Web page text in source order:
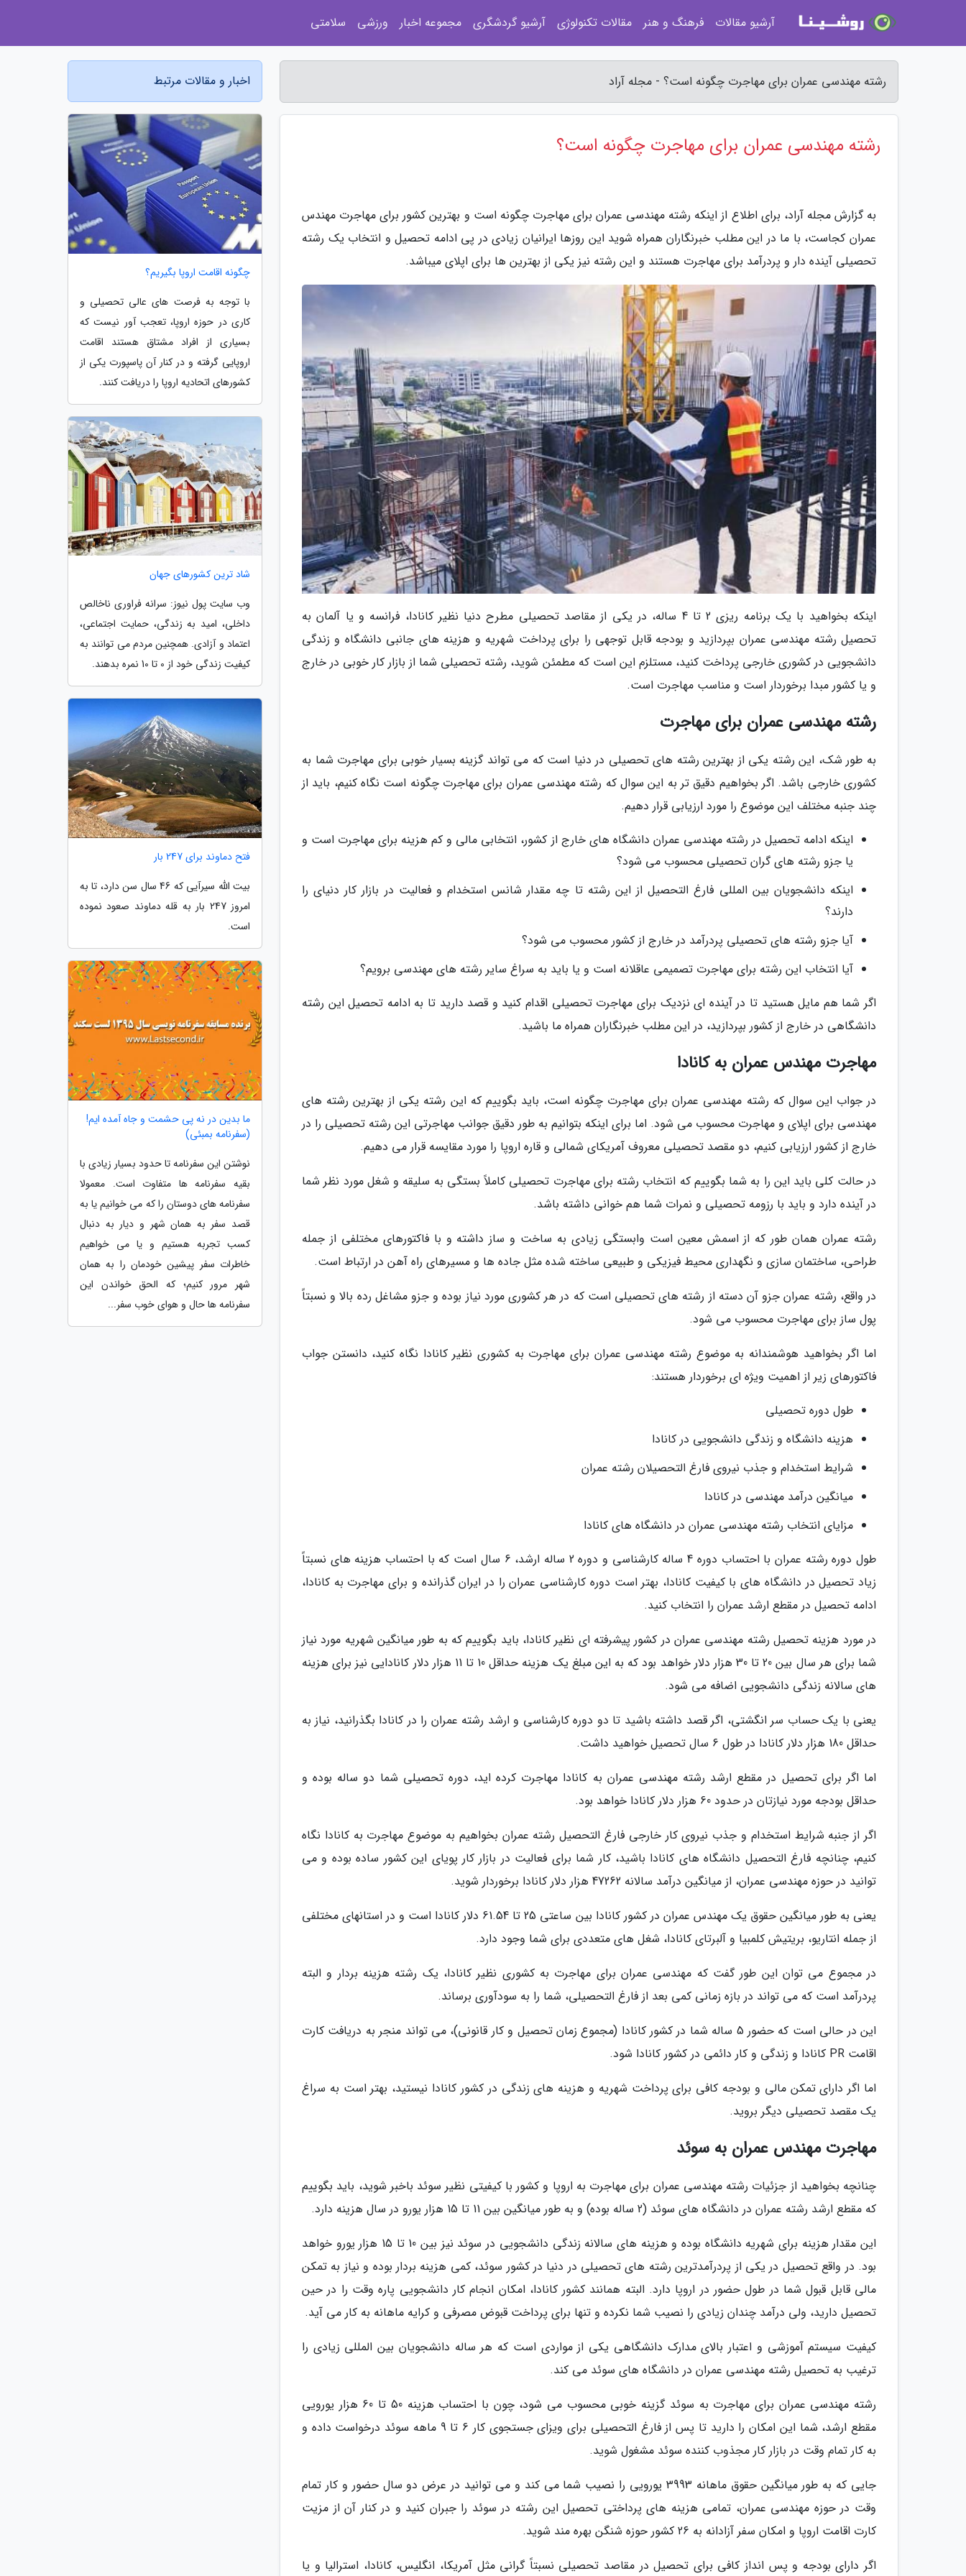
رشته مهندسی عمران برای مهاجرت چگونه است؟ - مجله آراد
رشته مهندسی عمران برای مهاجرت چگونه است؟
به گزارش مجله آراد، برای اطلاع از اینکه رشته مهندسی عمران برای مهاجرت چگونه است و بهترین کشور برای مهاجرت مهندس
عمران کجاست، با ما در این مطلب خبرنگاران همراه شوید این روزها ایرانیان زیادی در پی ادامه تحصیل و انتخاب یک رشته
تحصیلی آینده دار و پردرآمد برای مهاجرت هستند و این رشته نیز یکی از بهترین ها برای اپلای میباشد.
اینکه بخواهید با یک برنامه ریزی 2 تا 4 ساله، در یکی از مقاصد تحصیلی مطرح دنیا نظیر کانادا، فرانسه و یا آلمان به
تحصیل رشته مهندسی عمران بپردازید و بودجه قابل توجهی را برای پرداخت شهریه و هزینه های جانبی دانشگاه و زندگی
دانشجویی در کشوری خارجی پرداخت کنید، مستلزم این است که مطمئن شوید، رشته تحصیلی شما از بازار کار خوبی در خارج
و یا کشور مبدا برخوردار است و مناسب مهاجرت است.
رشته مهندسی عمران برای مهاجرت
به طور شک، این رشته یکی از بهترین رشته های تحصیلی در دنیا است که می تواند گزینه بسیار خوبی برای مهاجرت شما به
کشوری خارجی باشد. اگر بخواهیم دقیق تر به این سوال که رشته مهندسی عمران برای مهاجرت چگونه است نگاه کنیم، باید از
چند جنبه مختلف این موضوع را مورد ارزیابی قرار دهیم.
اینکه ادامه تحصیل در رشته مهندسی عمران دانشگاه های خارج از کشور، انتخابی مالی و کم هزینه برای مهاجرت است و
یا جزو رشته های گران تحصیلی محسوب می شود؟
اینکه دانشجویان بین المللی فارغ التحصیل از این رشته تا چه مقدار شانس استخدام و فعالیت در بازار کار دنیای را
دارند؟
آیا جزو رشته های تحصیلی پردرآمد در خارج از کشور محسوب می شود؟
آیا انتخاب این رشته برای مهاجرت تصمیمی عاقلانه است و یا باید به سراغ سایر رشته های مهندسی برویم؟
اگر شما هم مایل هستید تا در آینده ای نزدیک برای مهاجرت تحصیلی اقدام کنید و قصد دارید تا به ادامه تحصیل این رشته
دانشگاهی در خارج از کشور بپردازید، در این مطلب خبرنگاران همراه ما باشید.
مهاجرت مهندس عمران به کانادا
در جواب این سوال که رشته مهندسی عمران برای مهاجرت چگونه است، باید بگوییم که این رشته یکی از بهترین رشته های
مهندسی برای اپلای و مهاجرت محسوب می شود. اما برای اینکه بتوانیم به طور دقیق جوانب مهاجرتی این رشته تحصیلی را در
خارج از کشور ارزیابی کنیم، دو مقصد تحصیلی معروف آمریکای شمالی و قاره اروپا را مورد مقایسه قرار می دهیم.
در حالت کلی باید این را به شما بگوییم که انتخاب رشته برای مهاجرت تحصیلی کاملاً بستگی به سلیقه و شغل مورد نظر شما
در آینده دارد و باید با رزومه تحصیلی و نمرات شما هم خوانی داشته باشد.
رشته عمران همان طور که از اسمش معین است وابستگی زیادی به ساخت و ساز داشته و با فاکتورهای مختلفی از جمله
طراحی، ساختمان سازی و نگهداری محیط فیزیکی و طبیعی ساخته شده مثل جاده ها و مسیرهای راه آهن در ارتباط است.
در واقع، رشته عمران جزو آن دسته از رشته های تحصیلی است که در هر کشوری مورد نیاز بوده و جزو مشاغل رده بالا و نسبتاً
پول ساز برای مهاجرت محسوب می شود.
اما اگر بخواهید هوشمندانه به موضوع رشته مهندسی عمران برای مهاجرت به کشوری نظیر کانادا نگاه کنید، دانستن جواب
فاکتورهای زیر از اهمیت ویژه ای برخوردار هستند:
طول دوره تحصیلی
هزینه دانشگاه و زندگی دانشجویی در کانادا
شرایط استخدام و جذب نیروی فارغ التحصیلان رشته عمران
میانگین درآمد مهندسی در کانادا
مزایای انتخاب رشته مهندسی عمران در دانشگاه های کانادا
طول دوره رشته عمران با احتساب دوره 4 ساله کارشناسی و دوره 2 ساله ارشد، 6 سال است که با احتساب هزینه های نسبتاً
زیاد تحصیل در دانشگاه های با کیفیت کانادا، بهتر است دوره کارشناسی عمران را در ایران گذرانده و برای مهاجرت به کانادا،
ادامه تحصیل در مقطع ارشد عمران را انتخاب کنید.
در مورد هزینه تحصیل رشته مهندسی عمران در کشور پیشرفته ای نظیر کانادا، باید بگوییم که به طور میانگین شهریه مورد نیاز
شما برای هر سال بین 20 تا 30 هزار دلار خواهد بود که به این مبلغ یک هزینه حداقل 10 تا 11 هزار دلار کانادایی نیز برای هزینه
های سالانه زندگی دانشجویی اضافه می شود.
یعنی با یک حساب سر انگشتی، اگر قصد داشته باشید تا دو دوره کارشناسی و ارشد رشته عمران را در کانادا بگذرانید، نیاز به
حداقل 180 هزار دلار کانادا در طول 6 سال تحصیل خواهید داشت.
اما اگر برای تحصیل در مقطع ارشد رشته مهندسی عمران به کانادا مهاجرت کرده اید، دوره تحصیلی شما دو ساله بوده و
حداقل بودجه مورد نیازتان در حدود 60 هزار دلار کانادا خواهد بود.
اگر از جنبه شرایط استخدام و جذب نیروی کار خارجی فارغ التحصیل رشته عمران بخواهیم به موضوع مهاجرت به کانادا نگاه
کنیم، چنانچه فارغ التحصیل دانشگاه های کانادا باشید، کار شما برای فعالیت در بازار کار پویای این کشور ساده بوده و می
توانید در حوزه مهندسی عمران، از میانگین درآمد سالانه 47262 هزار دلار کانادا برخوردار شوید.
یعنی به طور میانگین حقوق یک مهندس عمران در کشور کانادا بین ساعتی 25 تا 61.54 دلار کانادا است و در استانهای مختلفی
از جمله انتاریو، بریتیش کلمبیا و آلبرتای کانادا، شغل های متعددی برای شما وجود دارد.
در مجموع می توان این طور گفت که مهندسی عمران برای مهاجرت به کشوری نظیر کانادا، یک رشته هزینه بردار و البته
پردرآمد است که می تواند در بازه زمانی کمی بعد از فارغ التحصیلی، شما را به سودآوری برساند.
این در حالی است که حضور 5 ساله شما در کشور کانادا (مجموع زمان تحصیل و کار قانونی)، می تواند منجر به دریافت کارت
اقامت PR کانادا و زندگی و کار دائمی در کشور کانادا شود.
اما اگر دارای تمکن مالی و بودجه کافی برای پرداخت شهریه و هزینه های زندگی در کشور کانادا نیستید، بهتر است به سراغ
یک مقصد تحصیلی دیگر بروید.
مهاجرت مهندس عمران به سوئد
چنانچه بخواهید از جزئیات رشته مهندسی عمران برای مهاجرت به اروپا و کشور با کیفیتی نظیر سوئد باخبر شوید، باید بگوییم
که مقطع ارشد رشته عمران در دانشگاه های سوئد (2 ساله بوده) و به طور میانگین بین 11 تا 15 هزار یورو در سال هزینه دارد.
این مقدار هزینه برای شهریه دانشگاه بوده و هزینه های سالانه زندگی دانشجویی در سوئد نیز بین 10 تا 15 هزار یورو خواهد
بود. در واقع تحصیل در یکی از پردرآمدترین رشته های تحصیلی در دنیا در کشور سوئد، کمی هزینه بردار بوده و نیاز به تمکن
مالی قابل قبول شما در طول حضور در اروپا دارد. البته همانند کشور کانادا، امکان انجام کار دانشجویی پاره وقت را در حین
تحصیل دارید، ولی درآمد چندان زیادی را نصیب شما نکرده و تنها برای پرداخت قبوض مصرفی و کرایه ماهانه به کار می آید.
کیفیت سیستم آموزشی و اعتبار بالای مدارک دانشگاهی یکی از مواردی است که هر ساله دانشجویان بین المللی زیادی را
ترغیب به تحصیل رشته مهندسی عمران در دانشگاه های سوئد می کند.
رشته مهندسی عمران برای مهاجرت به سوئد گزینه خوبی محسوب می شود، چون با احتساب هزینه 50 تا 60 هزار یورویی
مقطع ارشد، شما این امکان را دارید تا پس از فارغ التحصیلی برای ویزای جستجوی کار 6 تا 9 ماهه سوئد درخواست داده و
به کار تمام وقت در بازار کار مجذوب کننده سوئد مشغول شوید.
جایی که به طور میانگین حقوق ماهانه 3993 یورویی را نصیب شما می کند و می توانید در عرض دو سال حضور و کار تمام
وقت در حوزه مهندسی عمران، تمامی هزینه های پرداختی تحصیل این رشته در سوئد را جبران کنید و در کنار آن از مزیت
کارت اقامت اروپا و امکان سفر آزادانه به 26 کشور حوزه شنگن بهره مند شوید.
اگر دارای بودجه و پس انداز کافی برای تحصیل در مقاصد تحصیلی نسبتاً گرانی مثل آمریکا، انگلیس، کانادا، استرالیا و یا
اخبار و مقالات مرتبط
چگونه اقامت اروپا بگیریم؟
با توجه به فرصت های عالی تحصیلی و
کاری در حوزه اروپا، تعجب آور نیست که
بسیاری از افراد مشتاق هستند اقامت
اروپایی گرفته و در کنار آن پاسپورت یکی از
کشورهای اتحادیه اروپا را دریافت کنند.
شاد ترین کشورهای جهان
وب سایت پول نیوز: سرانه فراوری ناخالص
داخلی، امید به زندگی، حمایت اجتماعی،
اعتماد و آزادی. همچنین مردم می توانند به
کیفیت زندگی خود از 0 تا 10 نمره بدهند.
فتح دماوند برای 247 بار
بیت الله سیرآیی که 46 سال سن دارد، تا به
امروز 247 بار به قله دماوند صعود نموده
است.
ما بدین در نه پی حشمت و جاه آمده ایم!
(سفرنامه بمبئی)
نوشتن این سفرنامه تا حدود بسیار زیادی با
بقیه سفرنامه ها متفاوت است. معمولا
سفرنامه های دوستان را که می خوانیم یا به
قصد سفر به همان شهر و دیار به دنبال
کسب تجربه هستیم و یا می خواهیم
خاطرات سفر پیشین خودمان را به همان
شهر مرور کنیم؛ که الحق خواندن این
سفرنامه ها حال و هوای خوب سفر...
آرشیو مقالات فرهنگ و هنر مقالات تکنولوژی آرشیو گردشگری مجموعه اخبار ورزشی سلامتی